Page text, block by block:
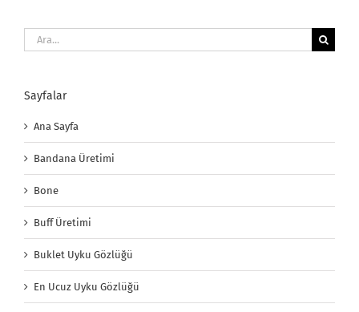
Ara:
Sayfalar
Ana Sayfa
Bandana Üretimi
Bone
Buff Üretimi
Buklet Uyku Gözlüğü
En Ucuz Uyku Gözlüğü